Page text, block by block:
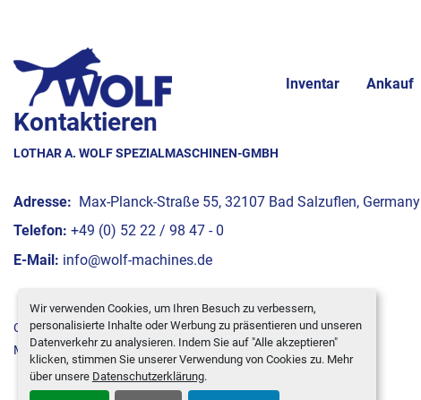
Wir verwenden Cookies, um Ihren Besuch zu verbessern,
personalisierte Inhalte oder Werbung zu präsentieren und unseren
Datenverkehr zu analysieren. Indem Sie auf "Alle akzeptieren"
klicken, stimmen Sie unserer Verwendung von Cookies zu. Mehr
über unsere Datenschutzerklärung.
Inventar Ankauf
Kontaktieren
LOTHAR A. WOLF SPEZIALMASCHINEN-GMBH
Adresse: Max-Planck-Straße 55, 32107 Bad Salzuflen, Germany
Telefon: +49 (0) 52 22 / 98 47 - 0
E-Mail: info@wolf-machines.de
Cookie-Einstellungen
Machinio System-Website vonMachinio